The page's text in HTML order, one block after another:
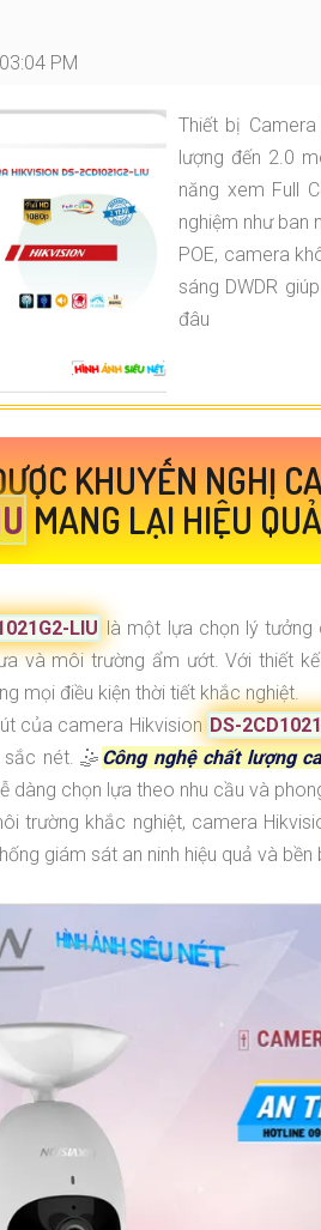
PM
Thiết bị
lượng đến 2.0
năng xem Full
nghiệm như ban
POE, camera
sáng DWDR
đâu
KHUYẾN NGHỊ
MANG LẠI HIỆU QUẢ
LIU
là một lựa chọn lý
và môi trường ẩm ướt. Với thiết
mọi điều kiện thời tiết khắc nghiệt.
của camera Hikvision DS-
sắc nét. 🤹 Công nghệ chất lượng
dàng chọn lựa theo nhu cầu và
trường khắc nghiệt, camera
giám sát an ninh hiệu quả và bền